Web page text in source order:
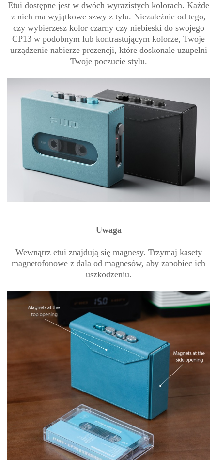
Etui dostępne jest w dwóch wyrazistych kolorach. Każde
z nich ma wyjątkowe szwy z tyłu. Niezależnie od tego,
czy wybierzesz kolor czarny czy niebieski do swojego
CP13 w podobnym lub kontrastującym kolorze, Twoje
urządzenie nabierze prezencji, które doskonale uzupełni
Twoje poczucie stylu.
Uwaga
Wewnątrz etui znajdują się magnesy. Trzymaj kasety
magnetofonowe z dala od magnesów, aby zapobiec ich
uszkodzeniu.